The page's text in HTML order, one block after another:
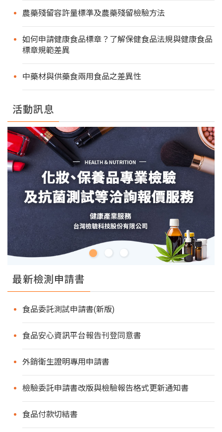
農藥殘留容許量標準及農藥殘留檢驗方法
如何申請健康食品標章？了解保健食品法規與健康食品
標章規範差異
中藥材與供藥食兩用食品之差異性
活動訊息
最新檢測申請書
食品委託測試申請書(新版)
食品安心資訊平台報告刊登同意書
外銷衛生證明專用申請書
檢驗委託申請書改版與檢驗報告格式更新通知書
食品付款切結書